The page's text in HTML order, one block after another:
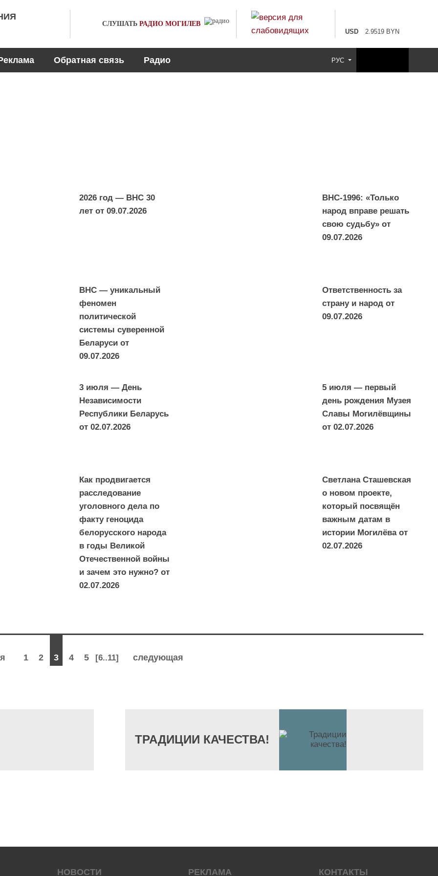
СЛУШАТЬ РАДИОМОГИЛЕВ
USD
2.9519 BYN
Обратная связь Радио РУС
2026 год — ВНС 30
лет от 09.07.2026
ВНС-1996: «Только
народ вправе решать
свою судьбу» от
09.07.2026
ВНС — уникальный
феномен
политической
системы суверенной
Беларуси от
09.07.2026
Ответственность за
страну и народ от
09.07.2026
3 июля — День
Независимости
Республики Беларусь
от 02.07.2026
5 июля — первый
день рождения Музея
Славы Могилёвщины
от 02.07.2026
Как продвигается
расследование
уголовного дела по
факту геноцида
белорусского народа
в годы Великой
Отечественной войны
и зачем это нужно? от
02.07.2026
Светлана Сташевская
о новом проекте,
который посвящён
важным датам в
истории Могилёва от
02.07.2026
1 2 3 4 5 [6..11] следующая
ТРАДИЦИИ КАЧЕСТВА!
НОВОСТИ РЕКЛАМА КОНТАКТЫ